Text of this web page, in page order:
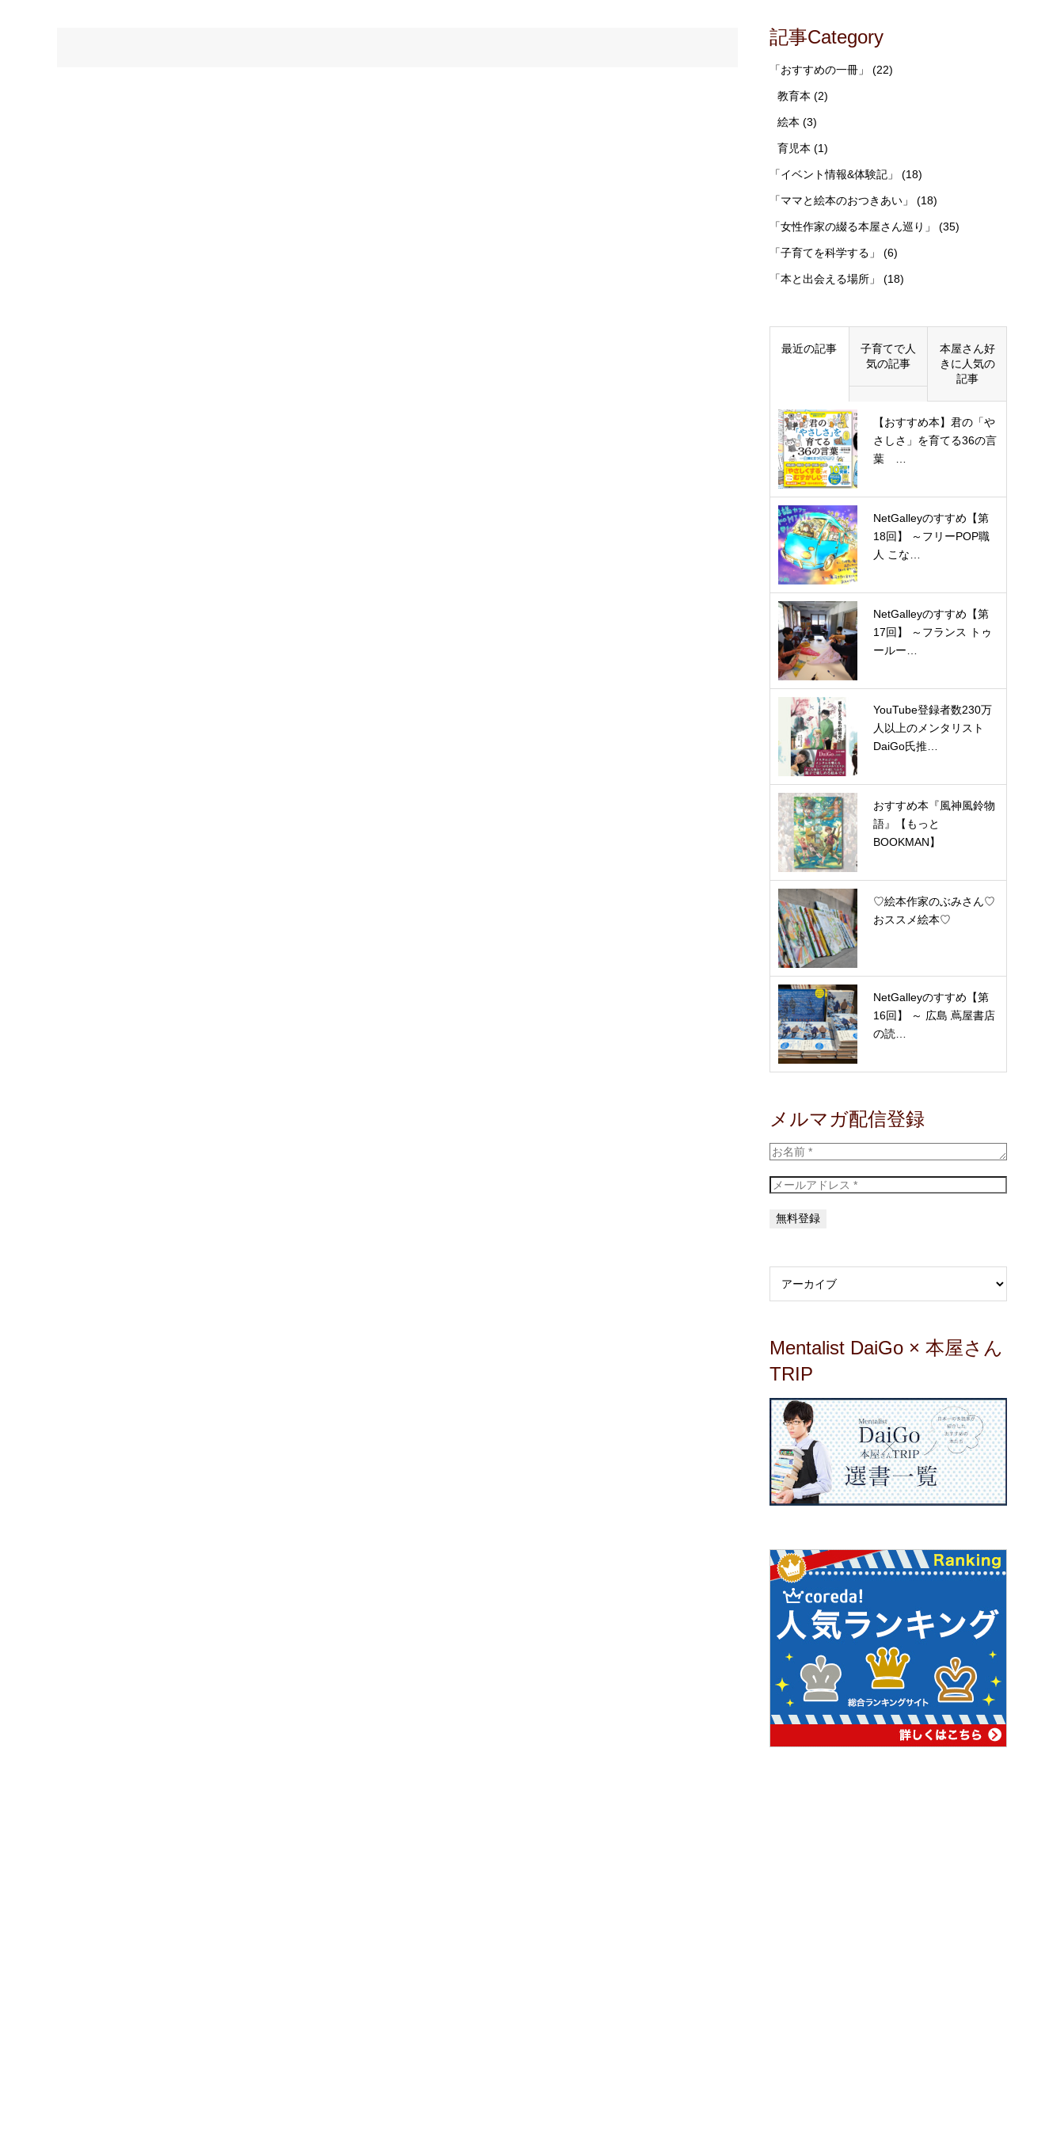
記事Category
「おすすめの一冊」 (22)
教育本 (2)
絵本 (3)
育児本 (1)
「イベント情報&体験記」 (18)
「ママと絵本のおつきあい」 (18)
「女性作家の綴る本屋さん巡り」 (35)
「子育てを科学する」 (6)
「本と出会える場所」 (18)
最近の記事
子育てで人
気の記事
本屋さん好
きに人気の
記事
【おすすめ本】君の「や
さしさ」を育てる36の言
葉 …
NetGalleyのすすめ【第
18回】 ～フリーPOP職
人 こな…
NetGalleyのすすめ【第
17回】 ～フランス トゥ
ールー…
YouTube登録者数230万
人以上のメンタリスト
DaiGo氏推…
おすすめ本『風神風鈴物
語』【もっと
BOOKMAN】
♡絵本作家のぶみさん♡
おススメ絵本♡
NetGalleyのすすめ【第
16回】 ～ 広島 蔦屋書店
の読…
メルマガ配信登録
Mentalist DaiGo × 本屋さん
TRIP